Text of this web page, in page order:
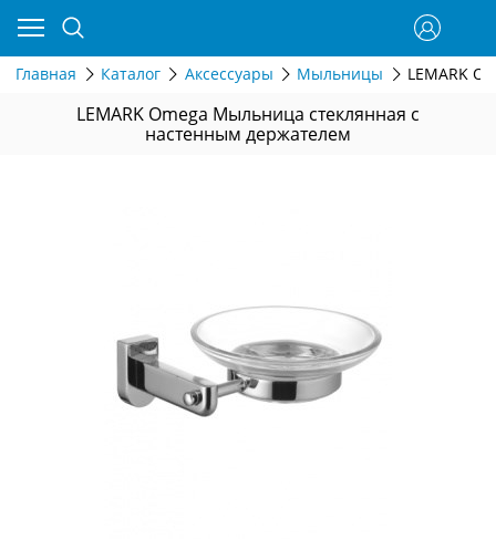
Главная Каталог Аксессуары Мыльницы LEMARK
LEMARK Omega Мыльница стеклянная с
настенным держателем